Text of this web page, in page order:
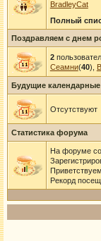
BradleyCat
Полный
Поздравляем с днем
2
Сеамни(40),
Будущие
Отсутствуют
Статистика форума
На форуме
Рекорд